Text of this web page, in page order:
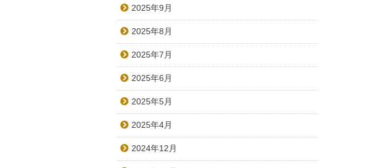
2025年9月
2025年8月
2025年7月
2025年6月
2025年5月
2025年4月
2024年12月